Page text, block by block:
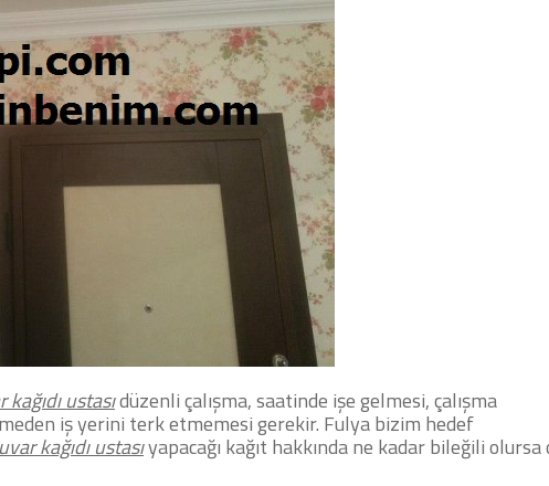
ustasıdüzenli çalışma, saatinde işe gelmesi, çalışma
iş yerini terk etmemesi gerekir. Fulya bizim hedef
kağıdı ustasıyapacağı kağıt hakkında ne kadar bileğili olursa